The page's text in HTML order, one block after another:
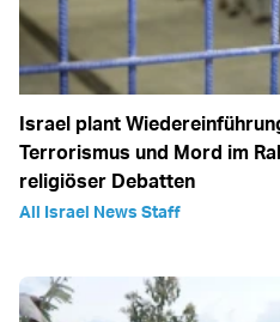
Israel plant
Terrorismus und Mord im
religiöser Debatten
All Israel News Staff